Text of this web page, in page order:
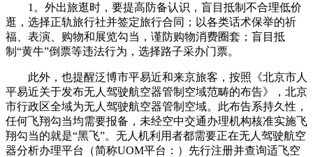
1。外出旅逛时，要提高防备认识，盲目抵制不合理低价
逛，选择正轨旅行社并签定旅行合同；以各类话术保举的祈
福、表演、购物和展览勾当，谨防购物消费圈套；盲目抵
制“黄牛”倒票等违法行为，选择路子采办门票。
此外，也提醒泛博市平易近和来京旅客，按照《北京市人
平易近关于发布无人驾驶航空器管制空域范畴的布告》，北京
市行政区全域为无人驾驶航空器管制空域。此布告系持久性，
任何飞翔勾当均需要报备，未经空中交通办理机构核准实施飞
翔勾当的就是“黑飞”。无人机利用者都需要正在无人驾驶航空
器分析办理平台（简称UOM平台：）先行注册并查询适飞空